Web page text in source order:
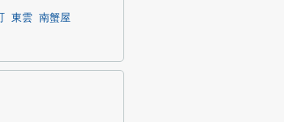
東雲 南蟹屋